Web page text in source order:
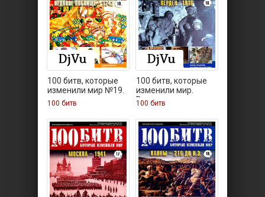
100 битв, которые
изменили мир №19.
100 битв
100 битв, которые
изменили мир.
Выпуск
100 битв